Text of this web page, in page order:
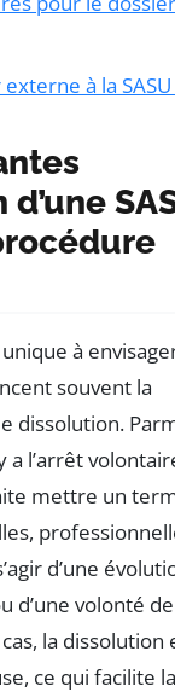
à la SASU
à
souvent la
dissolution.
a l’arrêt
mettre un
d’une
d’une volonté de
la dissolution
ce qui facilite la